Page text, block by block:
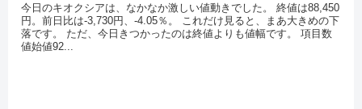
今日のキオクシアは、なかなか激しい値動きでした。 終値は88,450
円。前日比は-3,730円、-4.05％。 これだけ見ると、まあ大きめの下
落です。 ただ、今日きつかったのは終値よりも値幅です。 項目数
値始値92...